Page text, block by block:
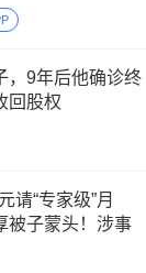
，9年后他确诊终
回股权
请“专家级”月
被子蒙头！涉事